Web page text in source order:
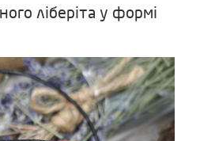
ліберіта у формі